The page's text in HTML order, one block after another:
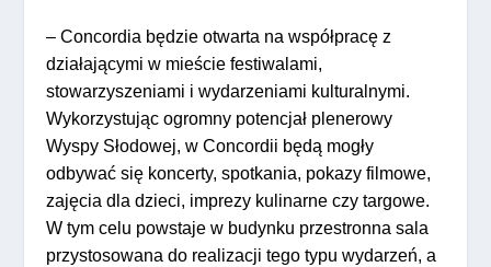
– Concordia będzie otwarta na współpracę z
działającymi w mieście festiwalami,
stowarzyszeniami i wydarzeniami kulturalnymi.
Wykorzystując ogromny potencjał plenerowy
Wyspy Słodowej, w Concordii będą mogły
odbywać się koncerty, spotkania, pokazy filmowe,
zajęcia dla dzieci, imprezy kulinarne czy targowe.
W tym celu powstaje w budynku przestronna sala
przystosowana do realizacji tego typu wydarzeń, a